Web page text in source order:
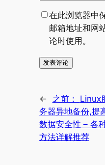
在此浏览器中
邮箱地址和网
论时使用。
← 之前： Linux
务器异地备份,提
数据安全性 – 各
方法详解推荐